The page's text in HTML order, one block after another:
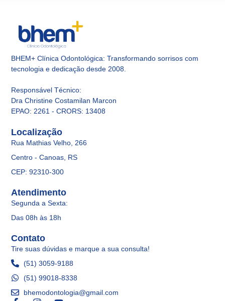
BHEM+ Clínica Odontológica: Transformando sorrisos com
tecnologia e dedicação desde 2008.
Responsável Técnico:
Dra Christine Costamilan Marcon
EPAO: 2261 - CRORS: 13408
Atendimento
Segunda a Sexta:
Das 08h às 18h
Localização
Rua Mathias Velho, 266
Centro - Canoas, RS
CEP: 92310-300
Contato
Tire suas dúvidas e marque a sua consulta!
(51) 3059-9188
(51) 99018-8338
bhemodontologia@gmail.com